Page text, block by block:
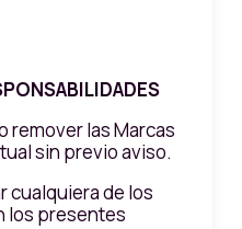
remover las Marcas
sin previo aviso.
cualquiera de los
los presentes